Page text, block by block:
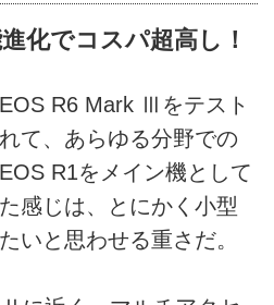
化でコスパ超高し！
R6 Mark Ⅲをテスト
て、あらゆる分野での
R1をメイン機として
感じは、とにかく小型
いと思わせる重さだ。